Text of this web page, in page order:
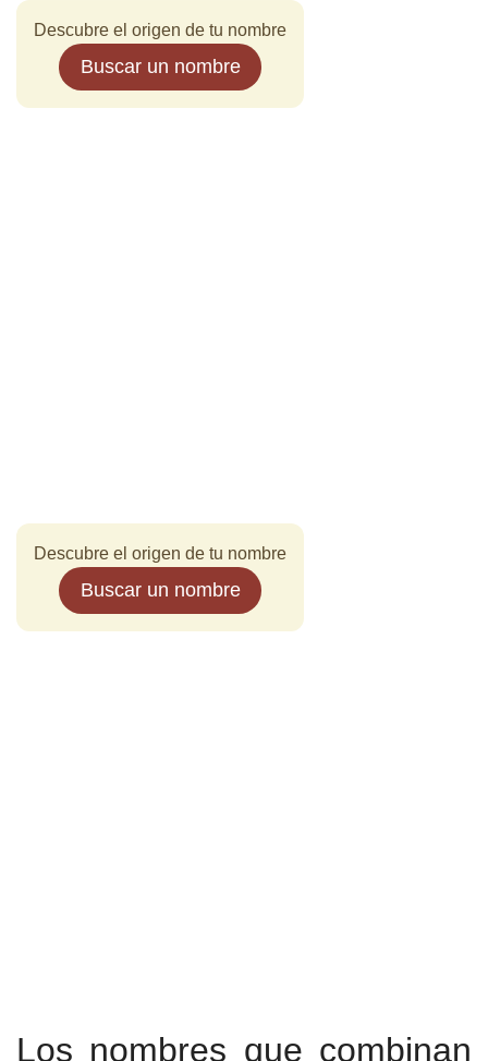
Descubre el origen de tu nombre
Buscar un nombre
Descubre el origen de tu nombre
Buscar un nombre
Los nombres que combinan